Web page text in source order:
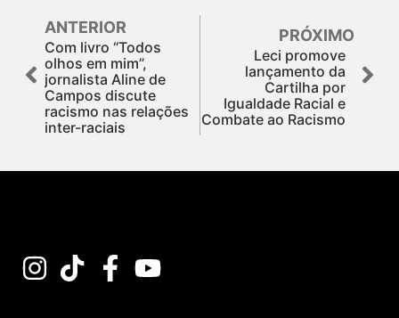
ANTERIOR
Com livro “Todos
olhos em mim”,
jornalista Aline de
Campos discute
racismo nas relações
inter-raciais
PRÓXIMO
Leci promove
lançamento da
Cartilha por
Igualdade Racial e
Combate ao Racismo